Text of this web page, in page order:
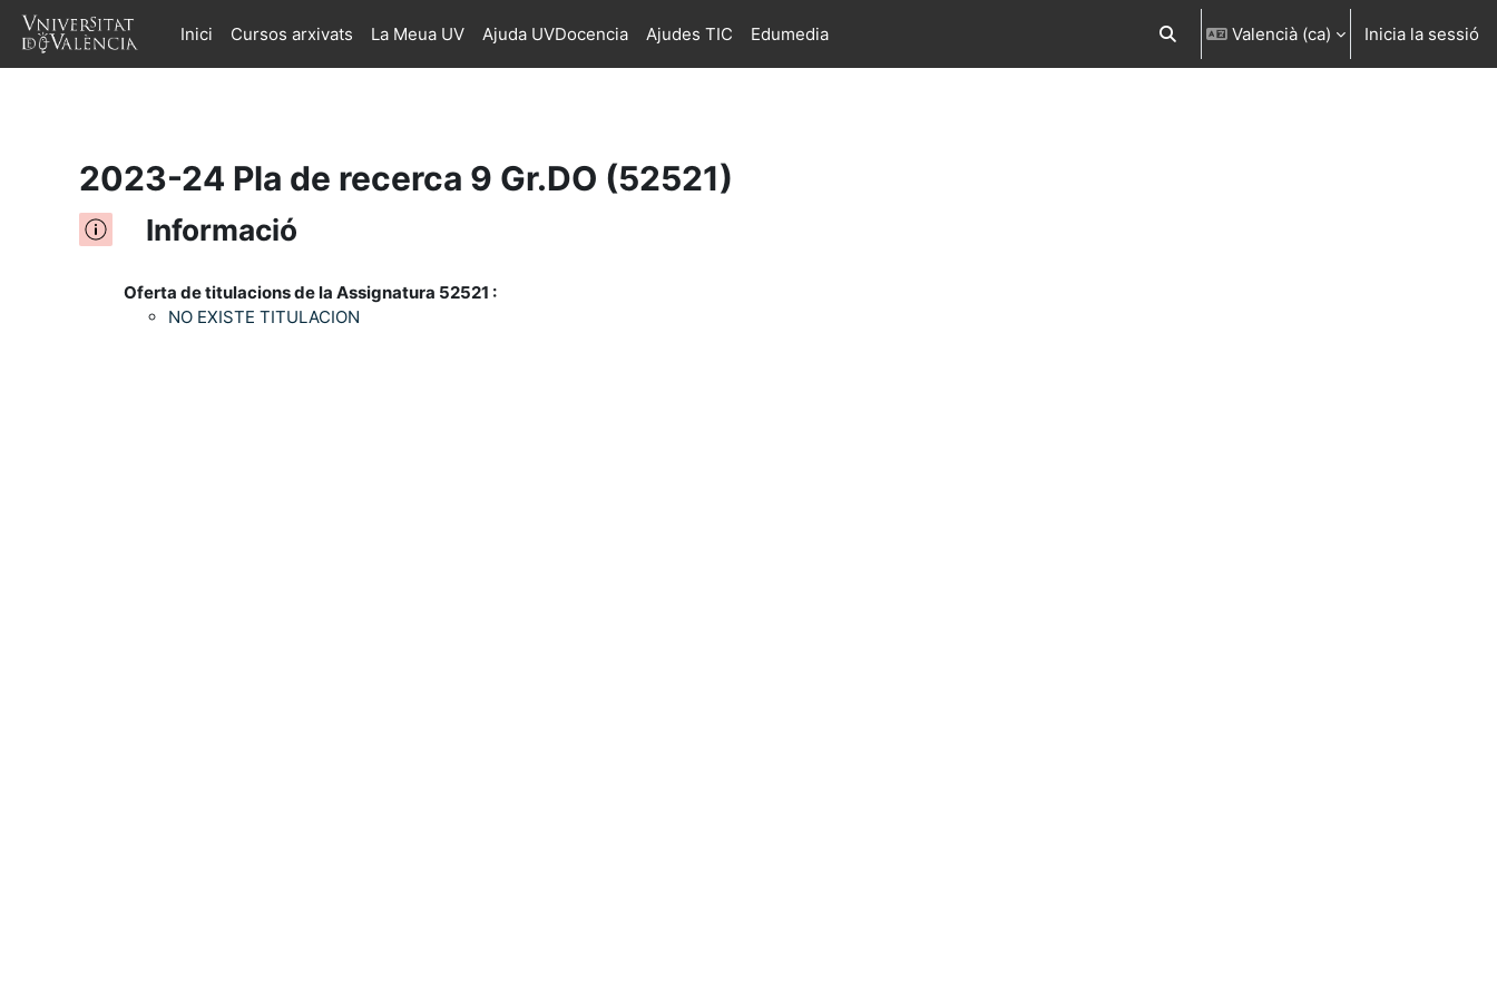
Ves al contingut principalInici Cursos arxivats La Meua UV Ajuda UVDocencia Ajudes TIC Edumedia Commuta l'entrada de la cerca
Valencià ‎(ca)‎ Inicia la sessió
2023-24 Pla de recerca 9 Gr.DO (52521)
Informació
Oferta de titulacions de la Assignatura 52521 :
NO EXISTE TITULACION